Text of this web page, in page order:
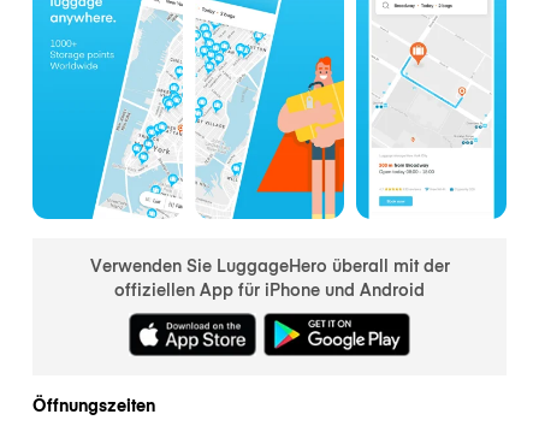
Verwenden Sie LuggageHero überall mit der
offiziellen App für iPhone und Android
Öffnungszeiten